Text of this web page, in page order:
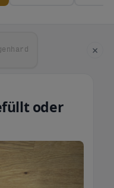
×
oder